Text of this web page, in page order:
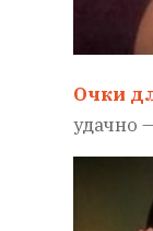
Очки
удачно